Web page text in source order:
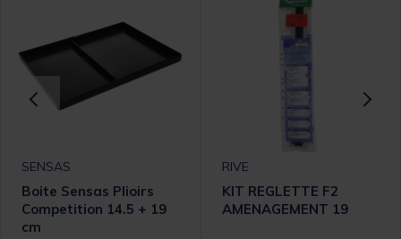
SENSAS
Boite Sensas Plioirs
Competition 14.5 + 19
cm
RIVE
KIT REGLETTE F2
AMENAGEMENT 19